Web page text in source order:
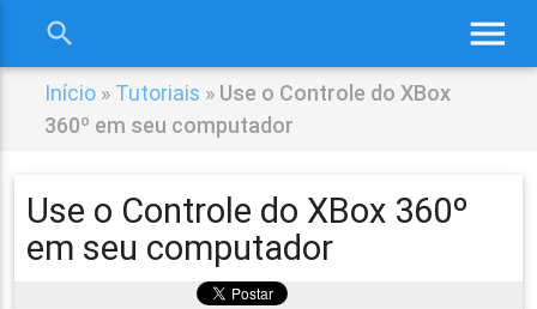
menu
search
Início » Tutoriais » Use o Controle do XBox
360º em seu computador
Use o Controle do XBox 360º
em seu computador